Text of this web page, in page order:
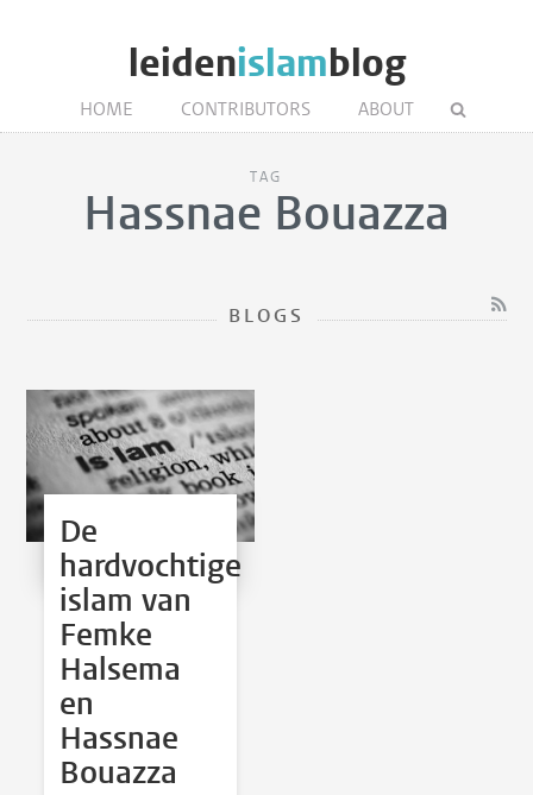
leidenislamblog
HOME CONTRIBUTORS ABOUT
TAG
Hassnae Bouazza
BLOGS
De
hardvochtige
islam van
Femke
Halsema
en
Hassnae
Bouazza